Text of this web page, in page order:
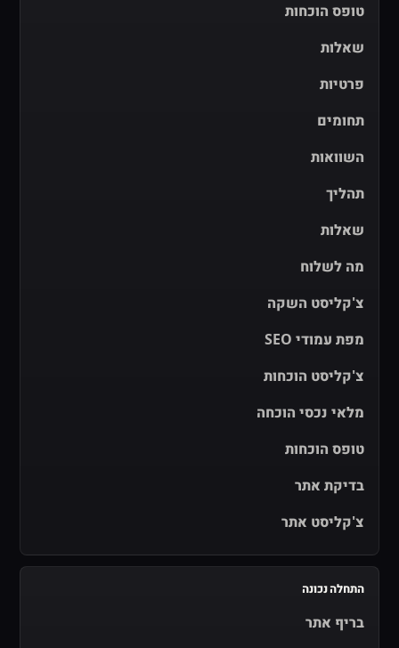
טופס הוכחות
שאלות
פרטיות
תחומים
השוואות
תהליך
שאלות
מה לשלוח
צ'קליסט השקה
מפת עמודי SEO
צ'קליסט הוכחות
מלאי נכסי הוכחה
טופס הוכחות
בדיקת אתר
צ'קליסט אתר
התחלה נכונה
בריף אתר